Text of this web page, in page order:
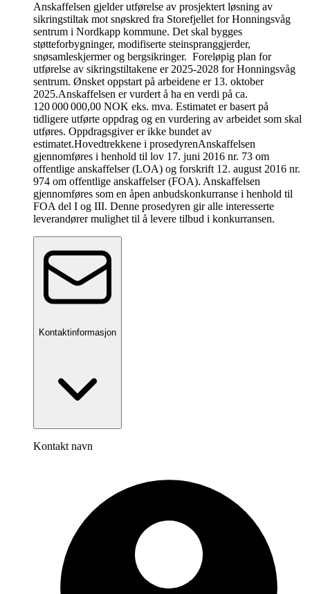
Anskaffelsen gjelder utførelse av prosjektert løsning av
sikringstiltak mot snøskred fra Storefjellet for Honningsvåg
sentrum i Nordkapp kommune. Det skal bygges
støtteforbygninger, modifiserte steinspranggjerder,
snøsamleskjermer og bergsikringer. Foreløpig plan for
utførelse av sikringstiltakene er 2025-2028 for Honningsvåg
sentrum. Ønsket oppstart på arbeidene er 13. oktober
2025.Anskaffelsen er vurdert å ha en verdi på ca.
120 000 000,00 NOK eks. mva. Estimatet er basert på
tidligere utførte oppdrag og en vurdering av arbeidet som skal
utføres. Oppdragsgiver er ikke bundet av
estimatet.Hovedtrekkene i prosedyrenAnskaffelsen
gjennomføres i henhold til lov 17. juni 2016 nr. 73 om
offentlige anskaffelser (LOA) og forskrift 12. august 2016 nr.
974 om offentlige anskaffelser (FOA). Anskaffelsen
gjennomføres som en åpen anbudskonkurranse i henhold til
FOA del I og III. Denne prosedyren gir alle interesserte
leverandører mulighet til å levere tilbud i konkurransen.
Kontaktinformasjon
Kontakt navn